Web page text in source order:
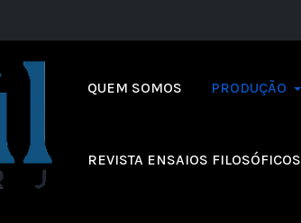
QUEM SOMOS PRODUÇÃO
REVISTA ENSAIOS FILOSÓFICOS